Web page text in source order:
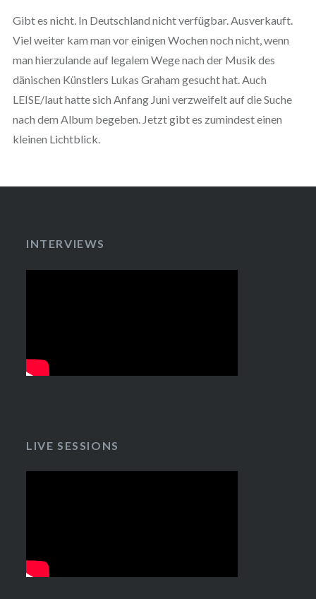
Gibt es nicht. In Deutschland nicht verfügbar. Ausverkauft.
Viel weiter kam man vor einigen Wochen noch nicht, wenn
man hierzulande auf legalem Wege nach der Musik des
dänischen Künstlers Lukas Graham gesucht hat. Auch
LEISE/laut hatte sich Anfang Juni verzweifelt auf die Suche
nach dem Album begeben. Jetzt gibt es zumindest einen
kleinen Lichtblick.
INTERVIEWS
LIVE SESSIONS